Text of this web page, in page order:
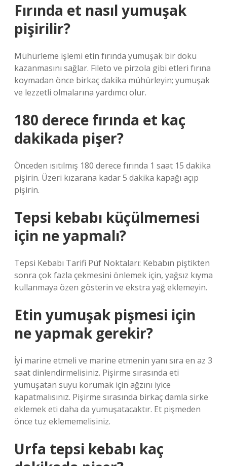
Fırında et nasıl yumuşak
pişirilir?
Mühürleme işlemi etin fırında yumuşak bir doku
kazanmasını sağlar. Fileto ve pirzola gibi etleri fırına
koymadan önce birkaç dakika mühürleyin; yumuşak
ve lezzetli olmalarına yardımcı olur.
180 derece fırında et kaç
dakikada pişer?
Önceden ısıtılmış 180 derece fırında 1 saat 15 dakika
pişirin. Üzeri kızarana kadar 5 dakika kapağı açıp
pişirin.
Tepsi kebabı küçülmemesi
için ne yapmalı?
Tepsi Kebabı Tarifi Püf Noktaları: Kebabın piştikten
sonra çok fazla çekmesini önlemek için, yağsız kıyma
kullanmaya özen gösterin ve ekstra yağ eklemeyin.
Etin yumuşak pişmesi için
ne yapmak gerekir?
İyi marine etmeli ve marine etmenin yanı sıra en az 3
saat dinlendirmelisiniz. Pişirme sırasında eti
yumuşatan suyu korumak için ağzını iyice
kapatmalısınız. Pişirme sırasında birkaç damla sirke
eklemek eti daha da yumuşatacaktır. Et pişmeden
önce tuz eklememelisiniz.
Urfa tepsi kebabı kaç